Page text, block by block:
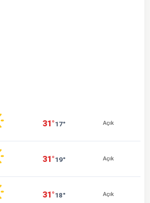
31°17° Açık
31°19° Açık
31°18° Açık